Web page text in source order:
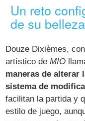
Un reto
de su belleza
Douze Dixièmes,
artístico deMIO
maneras de alterar
sistema de
facilitan la partida y
estilo de juego,